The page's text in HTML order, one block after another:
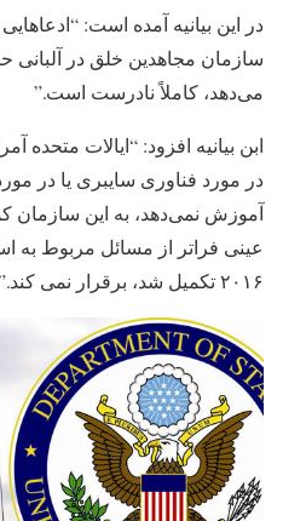
در این بیانیه آمده است:
سازمان مجاهدین خلق در آلبانی
می‌دهد، کاملاً نادرست است.”
ابن بیانیه افزود: “ایالات متحده
در مورد فناوری سایبری یا در
آموزش نمی‌دهد، به این سازمان
عینی فراتر از مسائل مربوط به
۲۰۱۶ تکمیل شد، برقرار نمی کند.”